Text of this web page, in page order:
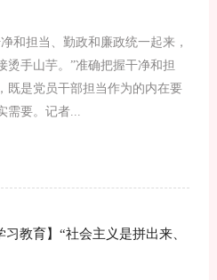
和担当、勤政和廉政统一起来，
烫手山芋。”准确把握干净和担
既是党员干部担当作为的内在要
需要。记者...
习教育】“社会主义是拼出来、